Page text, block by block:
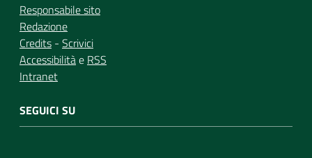
Responsabile sito
Redazione
Credits - Scrivici
Accessibilitàe RSS
Intranet
SEGUICI SU